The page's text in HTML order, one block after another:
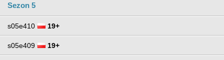
Sezon 5
s05e410 19+
s05e409 19+